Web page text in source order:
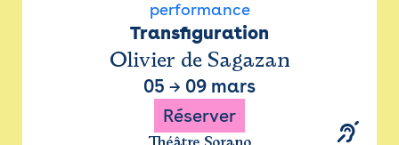
performance
Transfiguration
Olivier de Sagazan
05 → 09 mars
Réserver